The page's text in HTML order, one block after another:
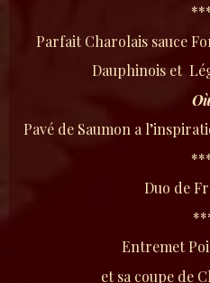
Parfait Charolais sauce
Dauphinois et
Où
Pavé de Saumon a
Duo de
Entremet
et sa coupe de